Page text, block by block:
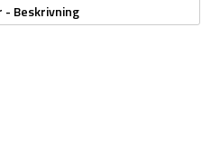
tejp.
- Beskrivning